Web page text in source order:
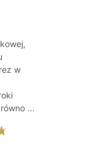
w
...